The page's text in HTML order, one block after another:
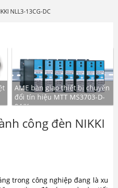
NLL3-13CG-DC
AME bàn giao thiết bị chuyển
đổi tín hiệu MTT MS3703-D-
04/K
công đèn NIKKI
trong công nghiệp đang là xu